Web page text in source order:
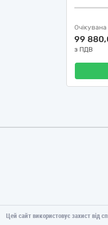
Очікувана
99
з ПДВ
Цей сайт використовує захист від